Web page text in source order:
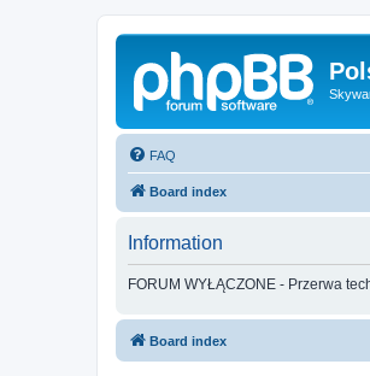
FAQ
Board index
Information
FORUM WYŁĄCZONE - Przerwa
Board index